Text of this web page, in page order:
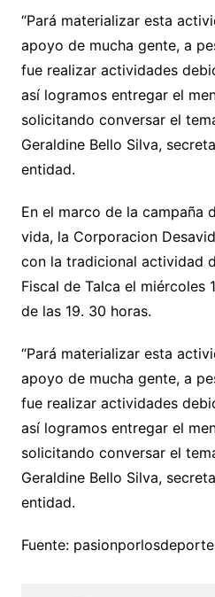
“Pará materializar esta
apoyo de mucha gente, a
fue realizar actividades
así logramos entregar el
solicitando conversar el
Geraldine Bello Silva,
entidad.
En el marco de la campaña
vida, la Corporacion
con la tradicional actividad
Fiscal de Talca el miércoles
de las 19. 30 horas.
“Pará materializar esta
apoyo de mucha gente, a
fue realizar actividades
así logramos entregar el
solicitando conversar el
Geraldine Bello Silva,
entidad.
Fuente: